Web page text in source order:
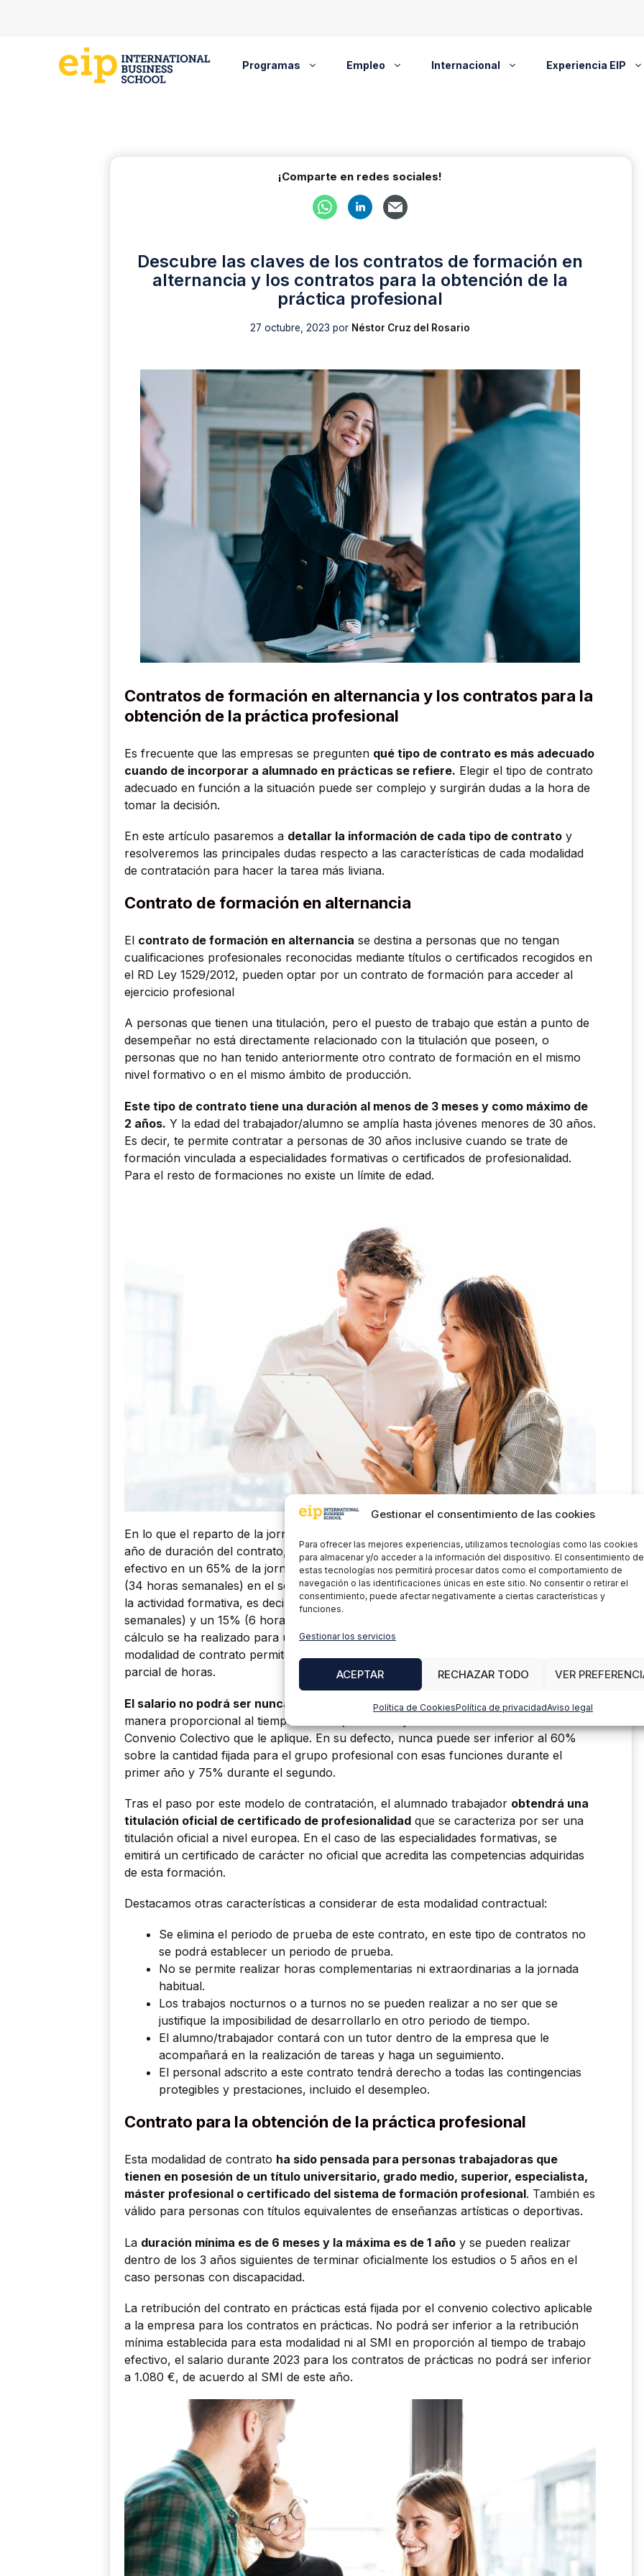
Gestionar el consentimiento de las cookies
Para ofrecer las mejores experiencias, utilizamos tecnologías como las cookies
para almacenar y/o acceder a la información del dispositivo. El consentimiento de
estas tecnologías nos permitirá procesar datos como el comportamiento de
navegación o las identificaciones únicas en este sitio. No consentir o retirar el
consentimiento, puede afectar negativamente a ciertas características y
funciones.
Gestionar los servicios
ACEPTAR RECHAZAR TODO VER
Política de CookiesPolítica de privacidadAviso legal
Programas Empleo Internacional Experiencia EIP
¡Comparte en redes sociales!
Descubre las claves de los contratos de formación en
alternancia y los contratos para la obtención de la
práctica profesional
27 octubre, 2023 por Néstor Cruz del Rosario
Contratos de formación en alternancia y los contratos para la
obtención de la práctica profesional
Es frecuente que las empresas se pregunten qué tipo de contrato es más adecuado
cuando de incorporar a alumnado en prácticas se refiere. Elegir el tipo de contrato
adecuado en función a la situación puede ser complejo y surgirán dudas a la hora de
tomar la decisión.
En este artículo pasaremos a detallar la información de cada tipo de contrato y
resolveremos las principales dudas respecto a las características de cada modalidad
de contratación para hacer la tarea más liviana.
Contrato de formación en alternancia
El contrato de formación en alternancia se destina a personas que no tengan
cualificaciones profesionales reconocidas mediante títulos o certificados recogidos en
el RD Ley 1529/2012, pueden optar por un contrato de formación para acceder al
ejercicio profesional
A personas que tienen una titulación, pero el puesto de trabajo que están a punto de
desempeñar no está directamente relacionado con la titulación que poseen, o
personas que no han tenido anteriormente otro contrato de formación en el mismo
nivel formativo o en el mismo ámbito de producción.
Este tipo de contrato tiene una duración al menos de 3 meses y como máximo de
2 años. Y la edad del trabajador/alumno se amplía hasta jóvenes menores de 30 años.
Es decir, te permite contratar a personas de 30 años inclusive cuando se trate de
formación vinculada a especialidades formativas o certificados de profesionalidad.
Para el resto de formaciones no existe un límite de edad.
En lo que el reparto de la jornada de trabajo y formación respecta, durante el primer
año de duración del contrato, la persona trabajadora ocupará el tiempo de trabajo
efectivo en un 65% de la jornada (26 horas semanales) convirtiéndose en un 85%
(34 horas semanales) en el segundo año. El resto del tiempo deberá estar dedicado a
la actividad formativa, es decir, el primer año un 35% de la jornada (14 horas
semanales) y un 15% (6 horas semanales) en el segundo año del contrato. Este
cálculo se ha realizado para un contrato a jornada completa, no obstante, esta
modalidad de contrato permite también realizarlo en alternancia bajo una dedicación
parcial de horas.
El salario no podrá ser nunca inferior al Salario Mínimo Interprofesional, de
manera proporcional al tiempo de trabajo efectivo y tomando como referencia el
Convenio Colectivo que le aplique. En su defecto, nunca puede ser inferior al 60%
sobre la cantidad fijada para el grupo profesional con esas funciones durante el
primer año y 75% durante el segundo.
Tras el paso por este modelo de contratación, el alumnado trabajador obtendrá una
titulación oficial de certificado de profesionalidad que se caracteriza por ser una
titulación oficial a nivel europea. En el caso de las especialidades formativas, se
emitirá un certificado de carácter no oficial que acredita las competencias adquiridas
de esta formación.
Destacamos otras características a considerar de esta modalidad contractual:
Se elimina el periodo de prueba de este contrato, en este tipo de contratos no
se podrá establecer un periodo de prueba.
No se permite realizar horas complementarias ni extraordinarias a la jornada
habitual.
Los trabajos nocturnos o a turnos no se pueden realizar a no ser que se
justifique la imposibilidad de desarrollarlo en otro periodo de tiempo.
El alumno/trabajador contará con un tutor dentro de la empresa que le
acompañará en la realización de tareas y haga un seguimiento.
El personal adscrito a este contrato tendrá derecho a todas las contingencias
protegibles y prestaciones, incluido el desempleo.
Contrato para la obtención de la práctica profesional
Esta modalidad de contrato ha sido pensada para personas trabajadoras que
tienen en posesión de un título universitario, grado medio, superior, especialista,
máster profesional o certificado del sistema de formación profesional. También es
válido para personas con títulos equivalentes de enseñanzas artísticas o deportivas.
La duración mínima es de 6 meses y la máxima es de 1 año y se pueden realizar
dentro de los 3 años siguientes de terminar oficialmente los estudios o 5 años en el
caso personas con discapacidad.
La retribución del contrato en prácticas está fijada por el convenio colectivo aplicable
a la empresa para los contratos en prácticas. No podrá ser inferior a la retribución
mínima establecida para esta modalidad ni al SMI en proporción al tiempo de trabajo
efectivo, el salario durante 2023 para los contratos de prácticas no podrá ser inferior
a 1.080 €, de acuerdo al SMI de este año.